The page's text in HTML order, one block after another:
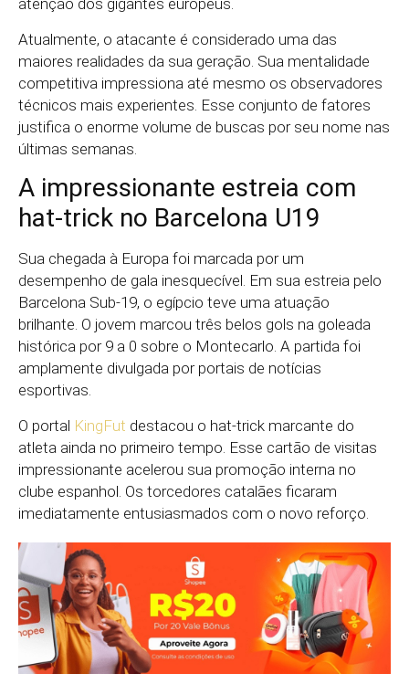
atenção dos gigantes europeus.
Atualmente, o atacante é considerado uma das
maiores realidades da sua geração. Sua mentalidade
competitiva impressiona até mesmo os observadores
técnicos mais experientes. Esse conjunto de fatores
justifica o enorme volume de buscas por seu nome nas
últimas semanas.
A impressionante estreia com
hat-trick no Barcelona U19
Sua chegada à Europa foi marcada por um
desempenho de gala inesquecível. Em sua estreia pelo
Barcelona Sub-19, o egípcio teve uma atuação
brilhante. O jovem marcou três belos gols na goleada
histórica por 9 a 0 sobre o Montecarlo. A partida foi
amplamente divulgada por portais de notícias
esportivas.
O portal KingFut destacou o hat-trick marcante do
atleta ainda no primeiro tempo. Esse cartão de visitas
impressionante acelerou sua promoção interna no
clube espanhol. Os torcedores catalães ficaram
imediatamente entusiasmados com o novo reforço.